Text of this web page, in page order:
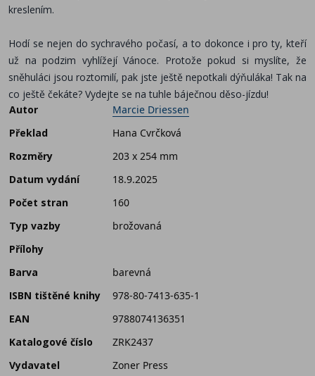
kreslením.
Hodí se nejen do sychravého počasí, a to dokonce i pro ty, kteří
už na podzim vyhlížejí Vánoce. Protože pokud si myslíte, že
sněhuláci jsou roztomilí, pak jste ještě nepotkali dýňuláka! Tak na
co ještě čekáte? Vydejte se na tuhle báječnou děso-jízdu!
Autor
Marcie Driessen
Překlad
Hana Cvrčková
Rozměry
203 x 254 mm
Datum vydání
18.9.2025
Počet stran
160
Typ vazby
brožovaná
Přílohy
Barva
barevná
ISBN tištěné knihy
978-80-7413-635-1
EAN
9788074136351
Katalogové číslo
ZRK2437
Vydavatel
Zoner Press